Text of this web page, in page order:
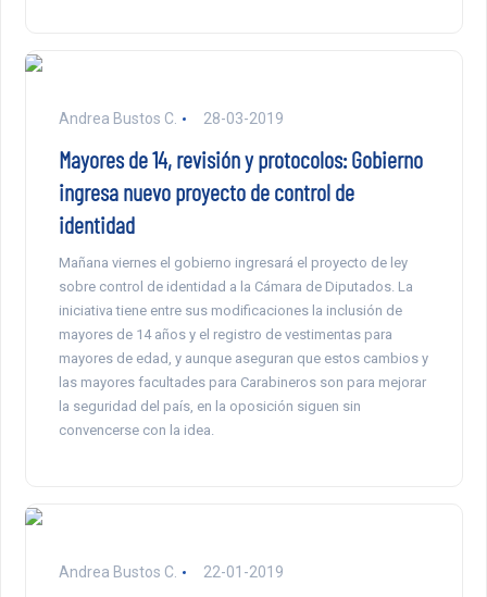
Andrea Bustos C. 28-03-2019
Mayores de 14, revisión y protocolos: Gobierno
ingresa nuevo proyecto de control de
identidad
Mañana viernes el gobierno ingresará el proyecto de ley
sobre control de identidad a la Cámara de Diputados. La
iniciativa tiene entre sus modificaciones la inclusión de
mayores de 14 años y el registro de vestimentas para
mayores de edad, y aunque aseguran que estos cambios y
las mayores facultades para Carabineros son para mejorar
la seguridad del país, en la oposición siguen sin
convencerse con la idea.
Andrea Bustos C. 22-01-2019